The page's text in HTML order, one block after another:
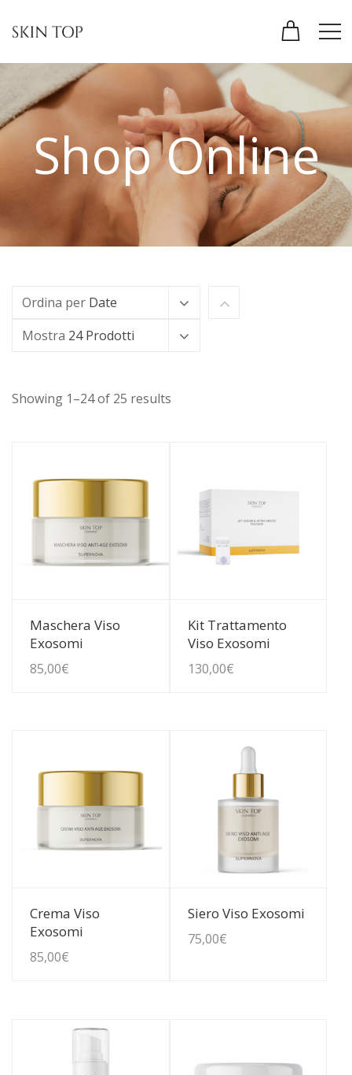
Shop Online
Ordina per Date
Mostra 24 Prodotti
Showing 1–24 of 25 results
Guarda Dettagli
Maschera Viso
Exosomi
85,00€
Guarda Dettagli
Kit Trattamento
Viso Exosomi
130,00€
Guarda Dettagli
Crema Viso
Exosomi
85,00€
Guarda Dettagli
Siero Viso Exosomi
75,00€